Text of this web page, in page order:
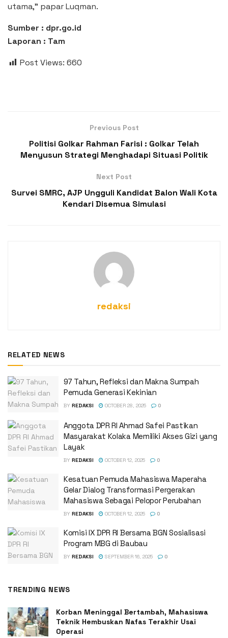
utama,” papar Luqman.
Sumber : dpr.go.id
Laporan : Tam
Post Views: 660
Previous Post
Politisi Golkar Rahman Farisi : Golkar Telah
Menyusun Strategi Menghadapi Situasi Politik
Next Post
Survei SMRC, AJP Ungguli Kandidat Balon Wali Kota
Kendari Disemua Simulasi
redaksi
RELATED NEWS
‎97 Tahun, Refleksi dan Makna Sumpah
Pemuda Generasi Kekinian
BY REDAKSI OCTOBER 28, 2025 0
Anggota DPR RI Ahmad Safei Pastikan
Masyarakat Kolaka Memiliki Akses Gizi yang
Layak
BY REDAKSI OCTOBER 12, 2025 0
Kesatuan Pemuda Mahasiswa Maperaha
Gelar Dialog Transformasi Pergerakan
Mahasiswa Sebagai Pelopor Perubahan
BY REDAKSI OCTOBER 12, 2025 0
Komisi IX DPR RI Bersama BGN Sosialisasi
Program MBG di Baubau
BY REDAKSI SEPTEMBER 16, 2025 0
TRENDING NEWS
Korban Meninggal Bertambah, Mahasiswa
Teknik Hembuskan Nafas Terakhir Usai
Operasi